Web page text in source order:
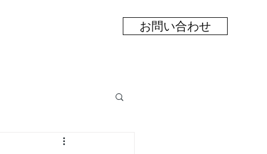
お問い合わせ